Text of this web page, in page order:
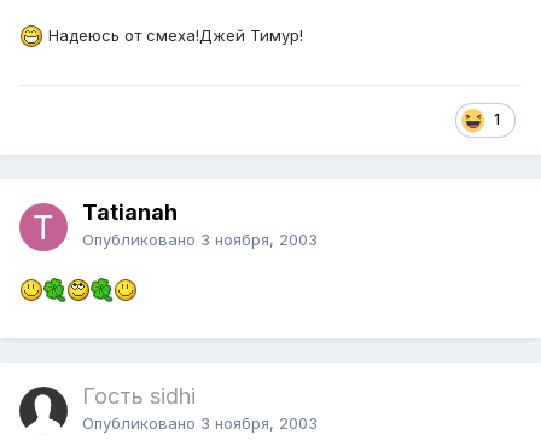
Надеюсь от смеха!Джей Тимур!
1
Tatianah
Опубликовано 3 ноября, 2003
Гость sidhi
Опубликовано 3 ноября, 2003